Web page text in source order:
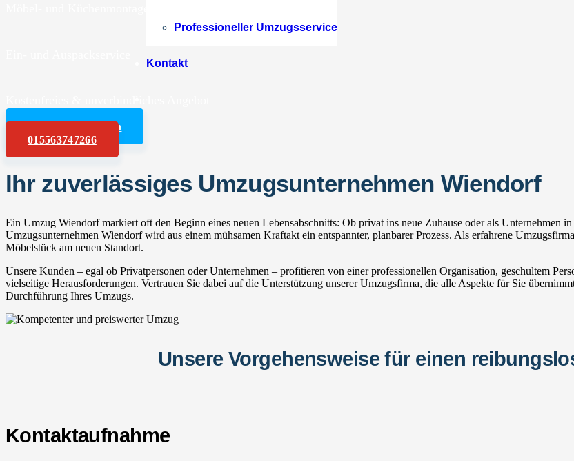
Professioneller Umzugsservice
Kontakt
Angebot anfordern
015563747266
Ihr zuverlässiges Umzugsunternehmen Wiendorf
Ein Umzug Wiendorf markiert oft den Beginn eines neuen Lebensabschnitts: Ob privat ins neue Zuhause oder als Unternehmen
Umzugsunternehmen Wiendorf wird aus einem mühsamen Kraftakt ein entspannter, planbarer Prozess. Als erfahrene
Möbelstück am neuen Standort.
Unsere Kunden – egal ob Privatpersonen oder Unternehmen – profitieren von einer professionellen Organisation, geschultem
vielseitige Herausforderungen. Vertrauen Sie dabei auf die Unterstützung unserer Umzugsfirma, die alle Aspekte für Sie
Durchführung Ihres Umzugs.
Unsere Vorgehensweise für einen
Kontaktaufnahme